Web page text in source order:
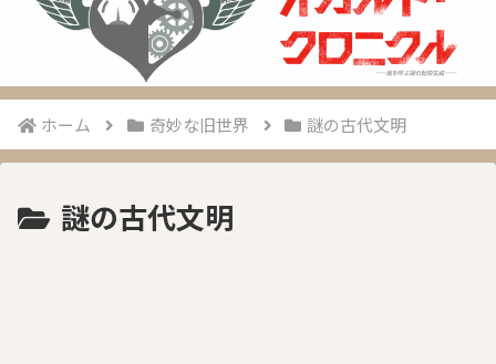
ホーム 奇妙な旧世界 謎の古代文明
謎の古代文明